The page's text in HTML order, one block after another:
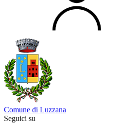
Comune di Luzzana
Seguici su